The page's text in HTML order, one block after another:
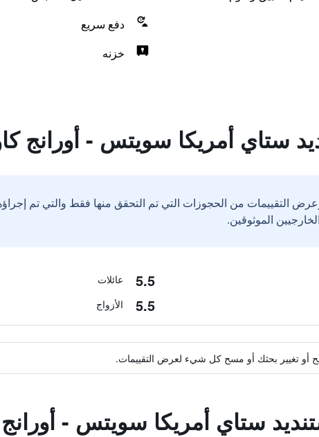
دفع سريع
خزنه
ستاي أمريكا سويتس - أورانج
التقييمات من الحجوزات التي تم التحقق منها فقط والتي تم
5.5 عائلات
5.5 الأزواج
أو تغيير بحثك أو مسح كل شيء لعرض التقييمات.
ستاي أمريكا سويتس - أورانج